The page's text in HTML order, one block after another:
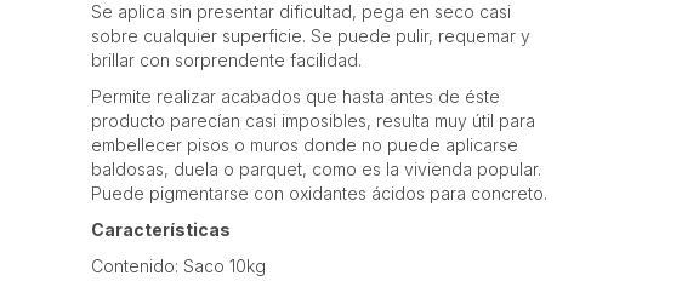
Se aplica sin presentar dificultad, pega en seco casi
sobre cualquier superficie. Se puede pulir, requemar y
brillar con sorprendente facilidad.
Permite realizar acabados que hasta antes de éste
producto parecían casi imposibles, resulta muy útil para
embellecer pisos o muros donde no puede aplicarse
baldosas, duela o parquet, como es la vivienda popular.
Puede pigmentarse con oxidantes ácidos para concreto.
Características
Contenido: Saco 10kg